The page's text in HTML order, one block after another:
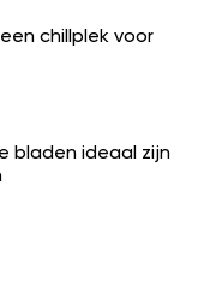
chillplek voor
bladen ideaal zijn